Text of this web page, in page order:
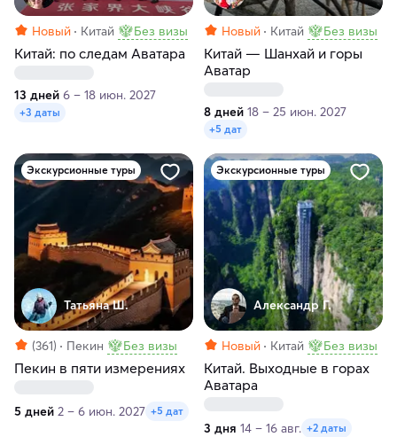
Новый Китай Без визы
Китай: по следам Аватара
13 дней 6 – 18 июн. 2027
+3 даты
Новый Китай Без визы
Китай — Шанхай и горы
Аватар
8 дней 18 – 25 июн. 2027
+5 дат
Экскурсионные туры
Татьяна Ш.
(361) Пекин Без визы
Пекин в пяти измерениях
5 дней 2 – 6 июн. 2027 +5 дат
Экскурсионные туры
Александр Г.
Новый Китай Без визы
Китай. Выходные в горах
Аватара
3 дня 14 – 16 авг. +2 даты